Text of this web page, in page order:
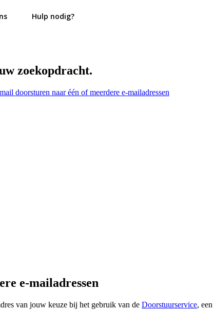
Hulp nodig?
zoekopdracht.
doorsturen naar één of meerdere e-mailadressen
e-mailadressen
van jouw keuze bij het gebruik van de Doorstuurservice, een